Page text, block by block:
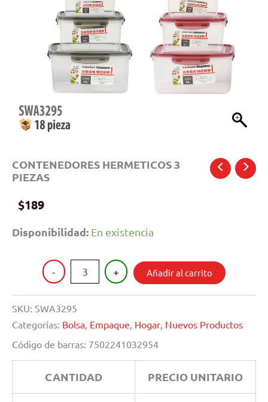
CONTENEDORES HERMETICOS 3
PIEZAS
$189
Disponibilidad: En existencia
-
CONTENEDORES
HERMETICOS
cantidad
+ Añadir al carrito
SKU: SWA3295
Categorías: Bolsa Empaque Hogar Nuevos Productos
Código de barras: 7502241032954
CANTIDAD PRECIO UNITARIO